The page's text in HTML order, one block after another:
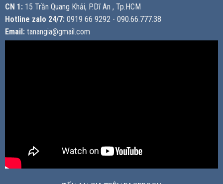
CN 1: 15 Trần Quang Khải, P.Dĩ An , Tp.HCM
Hotline zalo 24/7: 0919 66 9292 - 090.66.777.38
Email: tanangia@gmail.com